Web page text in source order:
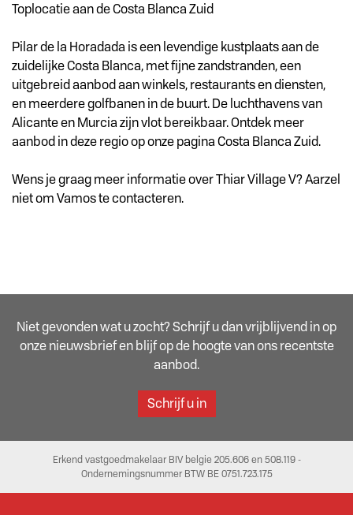
Toplocatie aan de Costa Blanca Zuid
Pilar de la Horadada is een levendige kustplaats aan de
zuidelijke Costa Blanca, met fijne zandstranden, een
uitgebreid aanbod aan winkels, restaurants en diensten,
en meerdere golfbanen in de buurt. De luchthavens van
Alicante en Murcia zijn vlot bereikbaar. Ontdek meer
aanbod in deze regio op onze pagina Costa Blanca Zuid.
Wens je graag meer informatie over Thiar Village V? Aarzel
niet om Vamos te contacteren.
Niet gevonden wat u zocht? Schrijf u dan vrijblijvend in op
onze nieuwsbrief en blijf op de hoogte van ons recentste
aanbod.
Schrijf u in
Erkend vastgoedmakelaar BIV belgie 205.606 en 508.119 -
Ondernemingsnummer BTW BE 0751.723.175